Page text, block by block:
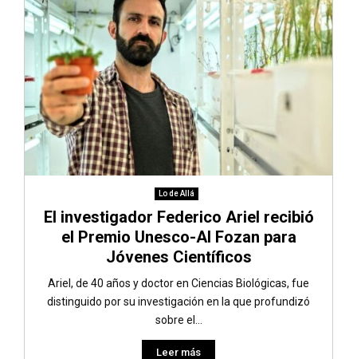
Lo de Allá
El investigador Federico Ariel recibió
el Premio Unesco-AI Fozan para
Jóvenes Científicos
Ariel, de 40 años y doctor en Ciencias Biológicas, fue
distinguido por su investigación en la que profundizó
sobre el...
Leer más